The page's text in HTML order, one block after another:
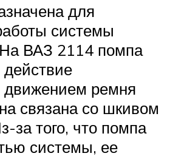
для
системы
ВАЗ 2114 помпа
движением ремня
связана со шкивом
за того, что помпа
системы, ее